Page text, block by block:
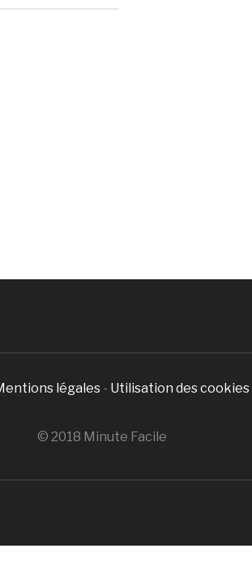
légales - Utilisation des cookies
© 2018 Minute Facile